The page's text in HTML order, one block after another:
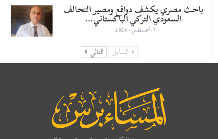
باحث مصري يكشف دوافع ومصير التحالف
السعودي التركي الباكستاني…
7-أغسطس- 2026
السابق التالي